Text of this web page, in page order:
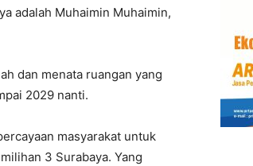
adalah Muhaimin Muhaimin,
dan menata ruangan yang
2029 nanti.
masyarakat untuk
3 Surabaya. Yang